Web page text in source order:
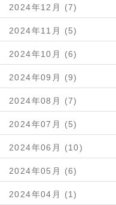
2024年12月 (7)
2024年11月 (5)
2024年10月 (6)
2024年09月 (9)
2024年08月 (7)
2024年07月 (5)
2024年06月 (10)
2024年05月 (6)
2024年04月 (1)